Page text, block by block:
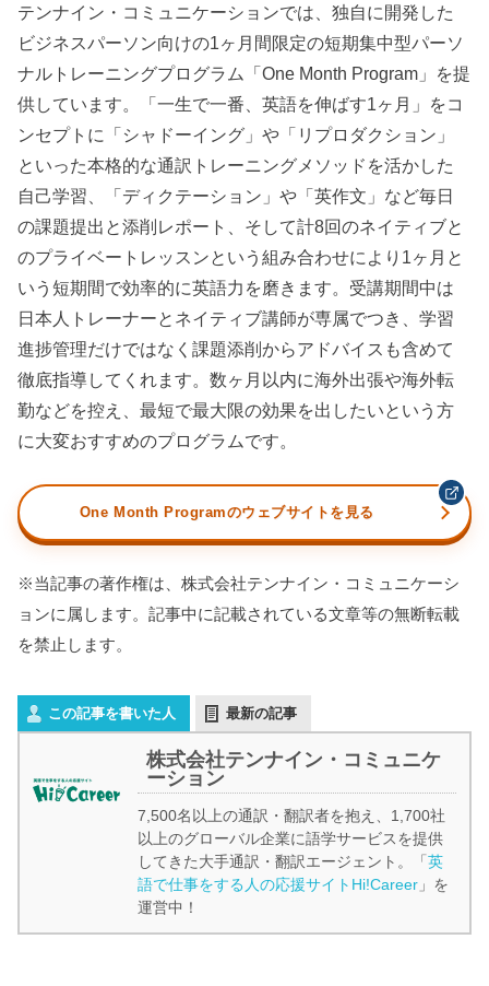
テンナイン・コミュニケーションでは、独自に開発した
ビジネスパーソン向けの1ヶ月間限定の短期集中型パーソ
ナルトレーニングプログラム「One Month Program」を提
供しています。「一生で一番、英語を伸ばす1ヶ月」をコ
ンセプトに「シャドーイング」や「リプロダクション」
といった本格的な通訳トレーニングメソッドを活かした
自己学習、「ディクテーション」や「英作文」など毎日
の課題提出と添削レポート、そして計8回のネイティブと
のプライベートレッスンという組み合わせにより1ヶ月と
いう短期間で効率的に英語力を磨きます。受講期間中は
日本人トレーナーとネイティブ講師が専属でつき、学習
進捗管理だけではなく課題添削からアドバイスも含めて
徹底指導してくれます。数ヶ月以内に海外出張や海外転
勤などを控え、最短で最大限の効果を出したいという方
に大変おすすめのプログラムです。
One Month Programのウェブサイトを見る
※当記事の著作権は、株式会社テンナイン・コミュニケーシ
ョンに属します。記事中に記載されている文章等の無断転載
を禁止します。
この記事を書いた人 最新の記事
株式会社テンナイン・コミュニケ
ーション
7,500名以上の通訳・翻訳者を抱え、1,700社
以上のグローバル企業に語学サービスを提供
してきた大手通訳・翻訳エージェント。「英
語で仕事をする人の応援サイトHi!Career 」を
運営中！